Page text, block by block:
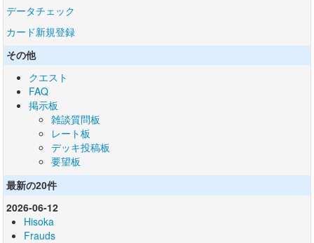
データチェック
カード新規登録
その他
クエスト
FAQ
掲示板
雑談質問板
レート板
デッキ投稿板
要望板
最新の20件
2026-06-12
Hisoka
Frauds